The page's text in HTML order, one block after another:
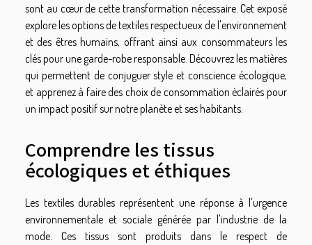
sont au cœur de cette transformation nécessaire. Cet exposé
explore les options de textiles respectueux de l'environnement
et des êtres humains, offrant ainsi aux consommateurs les
clés pour une garde-robe responsable. Découvrez les matières
qui permettent de conjuguer style et conscience écologique,
et apprenez à faire des choix de consommation éclairés pour
un impact positif sur notre planète et ses habitants.
Comprendre les tissus
écologiques et éthiques
Les textiles durables représentent une réponse à l'urgence
environnementale et sociale générée par l'industrie de la
mode. Ces tissus sont produits dans le respect de